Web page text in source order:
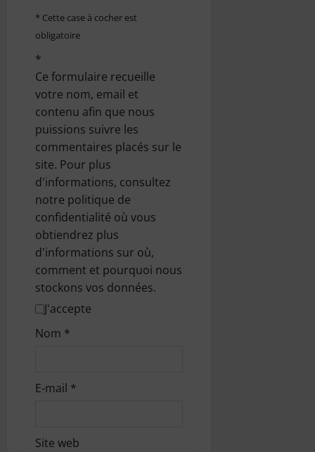
l
e
* Cette case à cocher est
obligatoire
*
Ce formulaire recueille
votre nom, email et
contenu afin que nous
puissions suivre les
commentaires placés sur le
site. Pour plus
d'informations, consultez
notre politique de
confidentialité où vous
obtiendrez plus
d'informations sur où,
comment et pourquoi nous
stockons vos données.
J'accepte
Nom *
E-mail *
Site web